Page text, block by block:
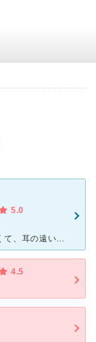
5.0
祖母も私もお世話になっています。 先生が優しくて、耳の遠い祖母に嫌な顔一つせず何度も説明してくださいます。看護師さんたちも、お年寄りとのコミュニケーションに慣れている様子です。 祖母は緑内
4.5